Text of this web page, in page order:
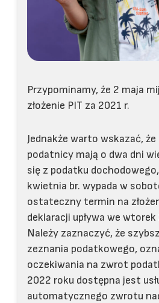
Przypominamy, że 2 maja
złożenie PIT za 2021 r.
Jednakże warto wskazać,
podatnicy mają o dwa dni
się z podatku
kwietnia br. wypada w
ostateczny termin na
deklaracji upływa we wtorek
Należy zaznaczyć, że
zeznania podatkowego,
oczekiwania na zwrot
2022 roku dostępna jest
automatycznego zwrotu